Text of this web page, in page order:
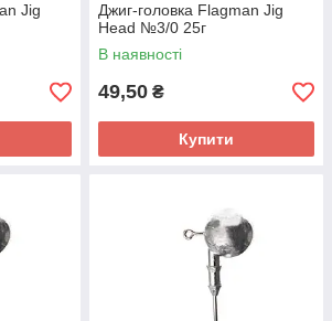
Jig
Джиг-головка Flagman Jig
Head №3/0 25г
В наявності
49,50 ₴
Купити